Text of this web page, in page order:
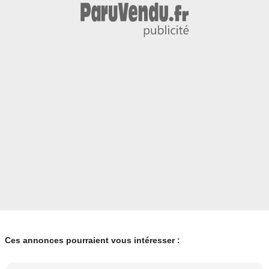
Ces annonces pourraient vous intéresser :